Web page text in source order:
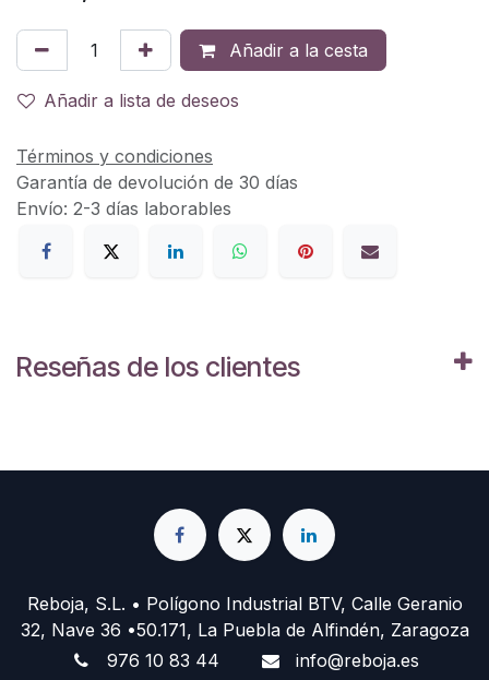
Añadir a la cesta
Añadir a lista de deseos
Términos y condiciones
Garantía de devolución de 30 días
Envío: 2-3 días laborables
Reseñas de los clientes
Reboja, S.L. • Polígono Industrial BTV, Calle Geranio
32, Nave 36 •50.171, La Puebla de Alfindén, Zaragoza
976 10 83 44
info@reboja.es